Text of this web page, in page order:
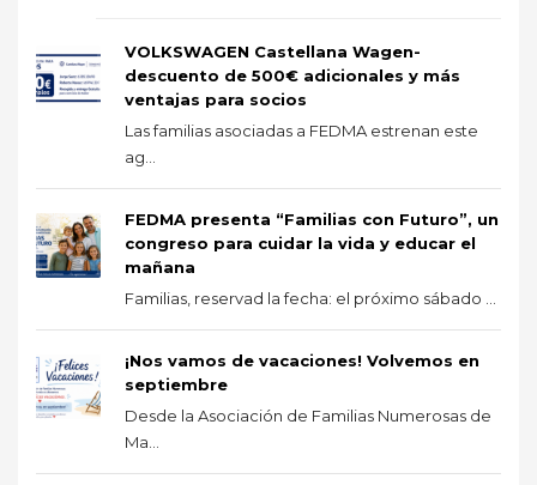
VOLKSWAGEN Castellana Wagen-
descuento de 500€ adicionales y más
ventajas para socios
Las familias asociadas a FEDMA estrenan este
ag...
FEDMA presenta “Familias con Futuro”, un
congreso para cuidar la vida y educar el
mañana
Familias, reservad la fecha: el próximo sábado ...
¡Nos vamos de vacaciones! Volvemos en
septiembre
Desde la Asociación de Familias Numerosas de
Ma...